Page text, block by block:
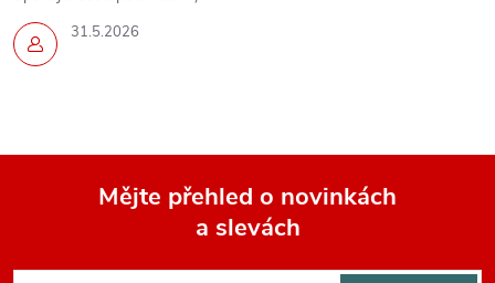
31.5.2026
Mějte přehled o novinkách
a slevách